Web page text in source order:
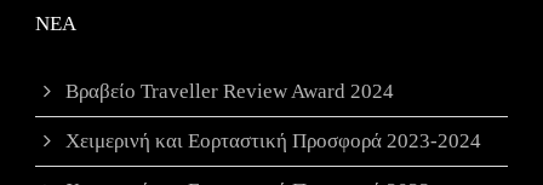
ΝΕΑ
Βραβείο Traveller Review Award 2024
Χειμερινή και Εορταστική Προσφορά 2023-2024